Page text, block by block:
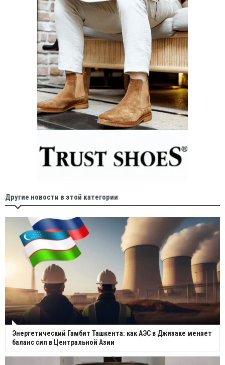
Другие новости в этой категории
Энергетический Гамбит Ташкента: как АЭС в Джизаке меняет
баланс сил в Центральной Азии